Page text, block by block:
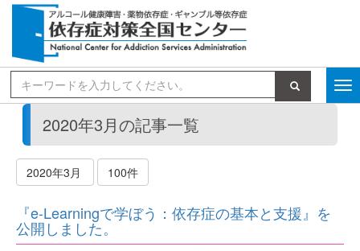
検索
2020年3月の記事一覧
2020年3月 100件
『e-Learningで学ぼう：依存症の基本と支援』を
公開しました。